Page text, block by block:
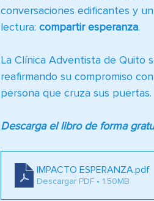
conversaciones edificantes y
lectura: compartir esperanza.
La Clínica Adventista de Quito
reafirmando su compromiso
persona que cruza sus puertas.
Descarga el libro de forma
IMPACTO ESPERANZA.pdf
Descargar PDF • 1.50MB